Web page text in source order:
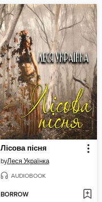
Лісова пісня
byЛеся Українка
AUDIOBOOK
BORROW